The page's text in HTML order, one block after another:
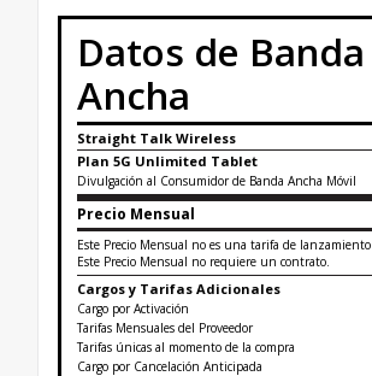
Datos de Banda
Ancha
Straight Talk Wireless
Plan 5G Unlimited Tablet
Divulgación al Consumidor de Banda Ancha Móvil
Precio Mensual
Este Precio Mensual no es una tarifa de lanzamiento
Este Precio Mensual no requiere un contrato.
Cargos y Tarifas Adicionales
Cargo por Activación
Tarifas Mensuales del Proveedor
Tarifas únicas al momento de la compra
Cargo por Cancelación Anticipada